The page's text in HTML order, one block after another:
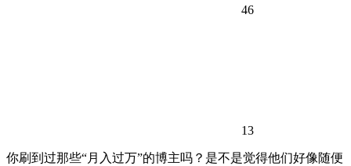
46
13
你刷到过那些“月入过万”的博主吗？是不是觉得他们好像随便